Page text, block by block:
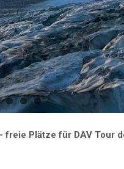
Plätze für DAV Tour